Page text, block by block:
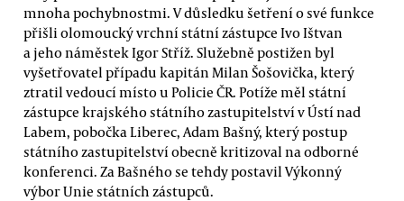
mnoha pochybnostmi. V důsledku šetření o své funkce
přišli olomoucký vrchní státní zástupce Ivo Ištvan
a jeho náměstek Igor Stříž. Služebně postižen byl
vyšetřovatel případu kapitán Milan Šošovička, který
ztratil vedoucí místo u Policie ČR. Potíže měl státní
zástupce krajského státního zastupitelství v Ústí nad
Labem, pobočka Liberec, Adam Bašný, který postup
státního zastupitelství obecně kritizoval na odborné
konferenci. Za Bašného se tehdy postavil Výkonný
výbor Unie státních zástupců.